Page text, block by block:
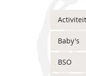
Baby's
BSO